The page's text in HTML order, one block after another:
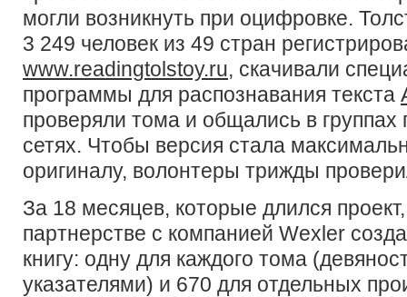
могли возникнуть при оцифровке.
3 249 человек из 49 стран
www.readingtolstoy.ru, скачивали
программы для распознавания текста
проверяли тома и общались в группах
сетях. Чтобы версия стала
оригиналу, волонтеры трижды
За 18 месяцев, которые длился
партнерстве с компанией Wexler
книгу: одну для каждого тома
указателями) и 670 для отдельных